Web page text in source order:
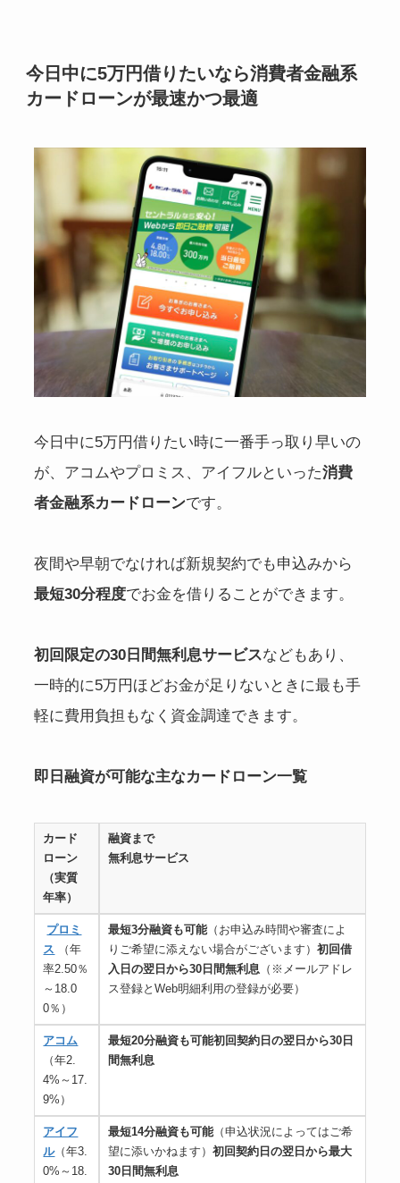
今日中に5万円借りたいなら消費者金融系
カードローンが最速かつ最適
今日中に5万円借りたい時に一番手っ取り早いの
が、アコムやプロミス、アイフルといった消費
者金融系カードローンです。
夜間や早朝でなければ新規契約でも申込みから
最短30分程度でお金を借りることができます。
初回限定の30日間無利息サービスなどもあり、
一時的に5万円ほどお金が足りないときに最も手
軽に費用負担もなく資金調達できます。
即日融資が可能な主なカードローン一覧
カード
ローン
（実質
年率）
融資まで
無利息サービス
プロミ
ス
（年
率2.50％
～18.0
0％）
最短3分融資も可能 （お申込み時間や審査によ
りご希望に添えない場合がございます）初回借
入日の翌日から30日間無利息 （※メールアドレ
ス登録とWeb明細利用の登録が必要）
アコム
（年2.
4%～17.
9%）
最短20分融資も可能初回契約日の翌日から30日
間無利息
アイフ
ル（年3.
0%～18.
最短14分融資も可能 （申込状況によってはご希
望に添いかねます）初回契約日の翌日から最大
30日間無利息